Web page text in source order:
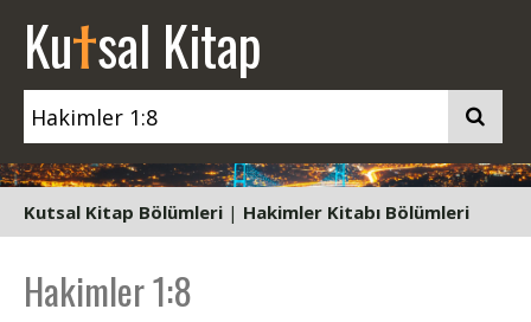
Kutsal Kitap
Kutsal Kitap Bölümleri | Hakimler Kitabı Bölümleri
Hakimler 1:8